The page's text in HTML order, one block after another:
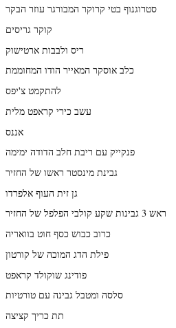
סטרוגנוף בטי קרוקר המבורגר עוזר הבקר
קוקר גריסים
ריס ולבבות ארטישוק
כלב אוסקר המאייר הודו המחוממת
להתקמט צ'יפס
עשב כירי קראפט מלית
אננס
פנקייק עם ריבת חלב הדודה ימימה
גבינת מינסטר ראשו של החזיר
גן זית העוף אלפרדו
ראש 3 גבינות שקע קולבי הפלפל של החזיר
כרוב כבוש כסף חוט בוואריה
פילת הדג המוכה של קורטון
פודינג שוקולד קראפט
סלסה ומטבל גבינה עם טורטיות
תת כריך קציצה